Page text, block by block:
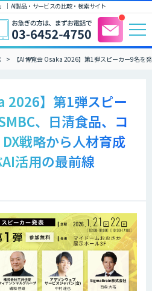
｜ AI製品・サービスの比較・検索サイト
【AI博覧会 Osaka 2026】第1弾スピーカー9名を
2026】第1弾スピー
、日清食品、コ
戦略から人材育成
活用の最前線